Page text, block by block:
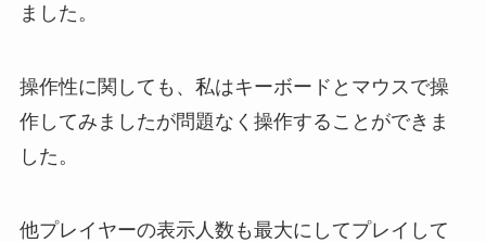
ました。
操作性に関しても、私はキーボードとマウスで操
作してみましたが問題なく操作することができま
した。
他プレイヤーの表示人数も最大にしてプレイして